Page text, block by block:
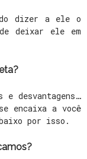
dizer a ele o
deixar ele em
e desvantagens…
encaixa a você
por isso.